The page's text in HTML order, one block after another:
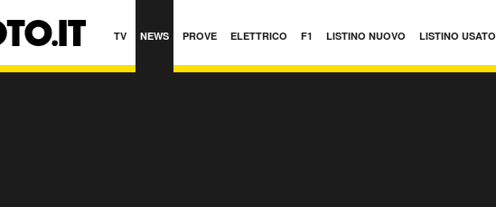
TV NEWS PROVE ELETTRICO F1 LISTINO NUOVO LISTINO USATO